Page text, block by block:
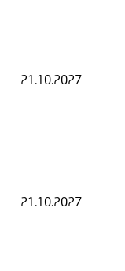
21.10.2027
21.10.2027